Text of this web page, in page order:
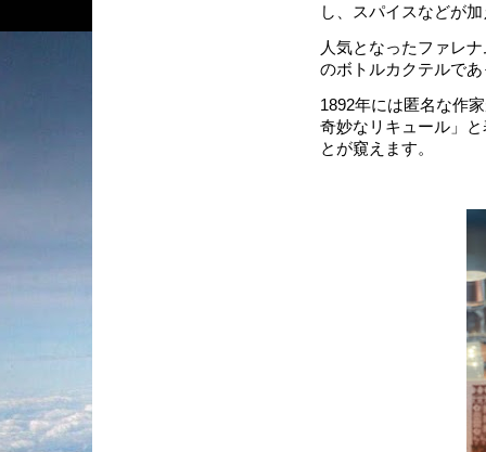
し、スパイスなどが
人気となったファレ
のボトルカクテルで
1892年には匿名な作
奇妙なリキュール」
とが窺えます。